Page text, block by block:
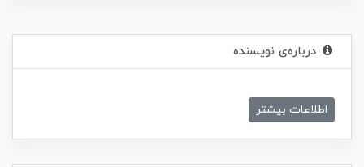
درباره‌ی نویسنده
اطلاعات بیشتر